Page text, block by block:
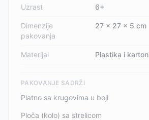
Uzrast 6+
Dimenzije
pakovanja
27 x 27 x 5 cm
Materijal Plastika i karton
PAKOVANJE SADRŽI
Platno sa krugovima u boji
Ploča (kolo) sa strelicom